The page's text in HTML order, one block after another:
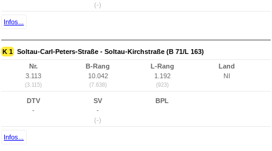
(-)
Infos...
K 1 Soltau-Carl-Peters-Straße - Soltau-Kirchstraße (B 71/L 163)
Nr.
3.113
(3.115)
B-Rang
10.042
(7.638)
L-Rang
1.192
(923)
Land
NI
DTV
-
SV
-
(-)
BPL
Infos...